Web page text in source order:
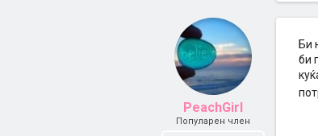
PeachGirl
Популарен член
Би
би